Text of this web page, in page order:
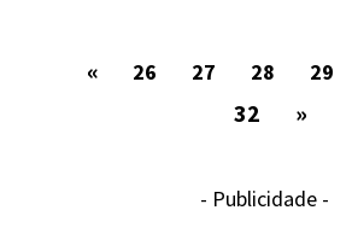
« 26 27 28 29
32
»
- Publicidade -